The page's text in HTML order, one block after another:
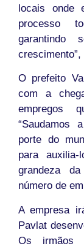
locais onde
processo
garantindo
O prefeito
com a
empregos
“Saudamos
porte do
para
grandeza
número de
A empresa
Pavlat
Os irmãos